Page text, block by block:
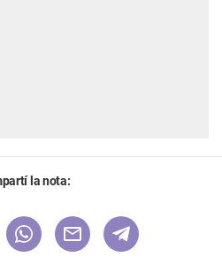
la nota: